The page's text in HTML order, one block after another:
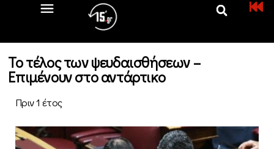
Το τέλος των ψευδαισθήσεων –
Επιμένουν στο αντάρτικο
Πριν 1 έτος